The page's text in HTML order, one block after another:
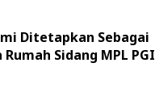
Ditetapkan Sebagai
Sidang MPL PGI